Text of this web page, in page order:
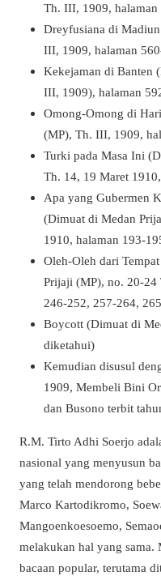
Th. III, 1909, halaman
Dreyfusiana di
III, 1909, halaman
Kekejaman di Banten
III, 1909), halaman
Omong-Omong di
(MP), Th. III, 1909,
Turki pada Masa Ini
Th. 14, 19 Maret
Apa yang Gubermen
(Dimuat di Medan
1910, halaman 193-
Oleh-Oleh dari
Prijaji (MP), no. 20-24
246-252, 257-264,
Boycott (Dimuat di
diketahui)
Kemudian disusul
1909, Membeli Bini
dan Busono terbit
R.M. Tirto Adhi Soerjo
nasional yang menyusun
yang telah mendorong
Marco Kartodikromo,
Mangoenkoesoemo,
melakukan hal yang sama.
bacaan popular, terutama